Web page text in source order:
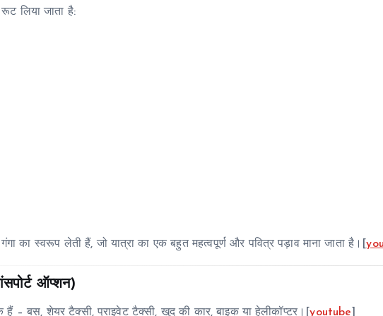
लिया जाता है:
का स्वरूप लेती हैं, जो यात्रा का एक बहुत महत्वपूर्ण और पवित्र पड़ाव माना जाता है।[
ऑप्शन)
हैं – बस, शेयर टैक्सी, प्राइवेट टैक्सी, खुद की कार, बाइक या हेलीकॉप्टर।[youtube]